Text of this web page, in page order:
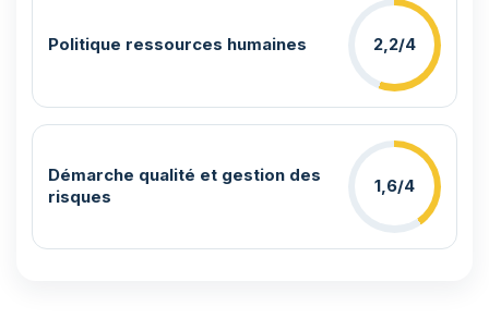
Politique ressources humaines 2,2/4
Démarche qualité et gestion des
risques
1,6/4